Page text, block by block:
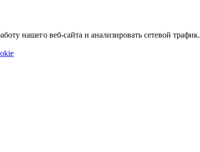
нашего веб-сайта и анализировать сетевой трафик.